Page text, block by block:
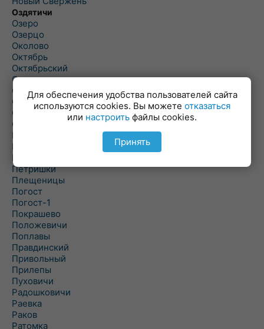
Оздятичи
Озеро
Озерцо
Околово
Октябрь
Октябрьский
Олехновичи
Омговичи
Оношки
Осовец
Острошицкий Городок
Пасека
Пастовичи
Першаи
Петришки
Плещеницы
Погост
Погост-1
Покрашево
Положевичи
Поплавы
Правдинский
Привольный
Прилепы
Пуховичи
Радошковичи
Раевка
Раков
Ратомка
Для обеспечения удобства пользователей сайта
используются cookies. Вы можете отказаться
или настроить файлы cookies.
Принять